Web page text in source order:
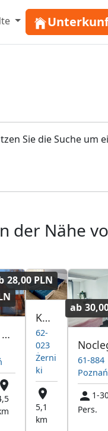
Sie die Suche um
der Nähe
Tanie Noclegi Pracownicze Poznań
28,00 PLN
Kwatery Pracownicze
62-
023
Żerni
ki
5,1
km
ab
61-884
Poznań
1-
Pers.